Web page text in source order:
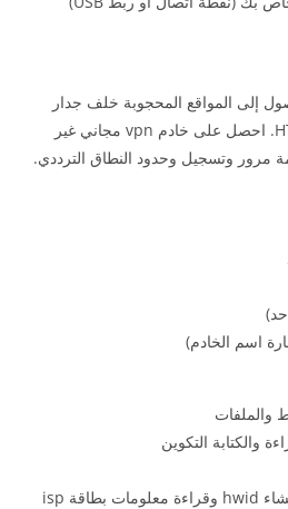
إلى المواقع المحجوبة خلف جدار
الحماية باستخدام HTTP Custom. احصل على خادم vpn مجاني غير
وتسجيل وحدود النطاق الترددي.
والملفات